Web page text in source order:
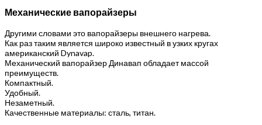
Механические вапорайзеры
Другими словами это вапорайзеры внешнего нагрева.
Как раз таким является широко известный в узких кругах
американский Dynavap.
Механический вапорайзер Динавап обладает массой
преимуществ.
Компактный.
Удобный.
Незаметный.
Качественные материалы: сталь, титан.